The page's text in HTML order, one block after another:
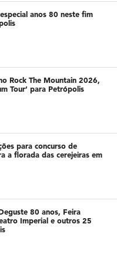
anos 80 neste fim
Rock The Mountain 2026,
Tour’ para Petrópolis
para concurso de
a florada das cerejeiras em
80 anos, Feira
Imperial e outros 25